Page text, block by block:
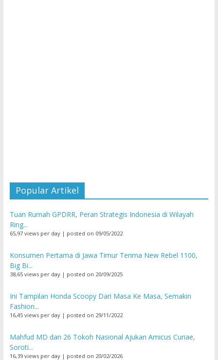
Popular Artikel
Tuan Rumah GPDRR, Peran Strategis Indonesia di Wilayah
Ring...
65,97 views per day| posted on 09/05/2022
Konsumen Pertama di Jawa Timur Terima New Rebel 1100,
Big Bi...
38,65 views per day| posted on 20/09/2025
Ini Tampilan Honda Scoopy Dari Masa Ke Masa, Semakin
Fashion...
16,45 views per day| posted on 29/11/2022
Mahfud MD dan 26 Tokoh Nasional Ajukan Amicus Curiae,
Soroti...
16,39 views per day| posted on 20/02/2026